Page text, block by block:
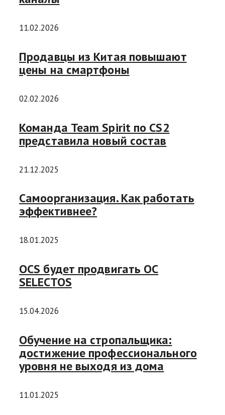
11.02.2026
Продавцы из Китая повышают
цены на смартфоны
02.02.2026
Команда Team Spirit по CS2
представила новый состав
21.12.2025
Самоорганизация. Как работать
эффективнее?
18.01.2025
OCS будет продвигать ОС
SELECTOS
15.04.2026
Обучение на стропальщика:
достижение профессионального
уровня не выходя из дома
11.01.2025